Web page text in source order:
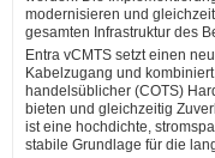
modernisieren und
gesamten Infrastruktur des
Entra vCMTS setzt einen
Kabelzugang und
handelsüblicher (COTS)
bieten und gleichzeitig
ist eine hochdichte,
stabile Grundlage für die